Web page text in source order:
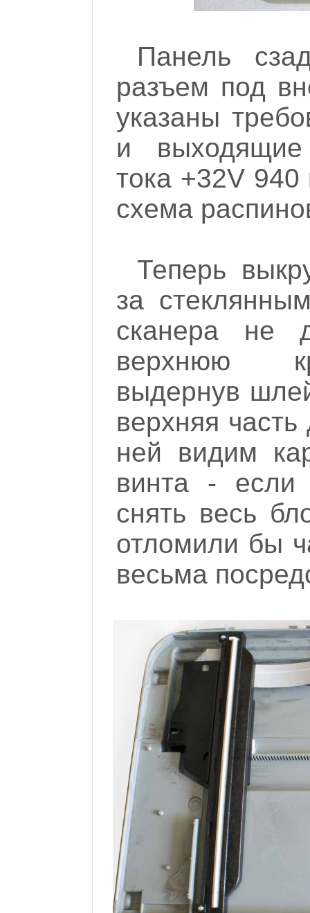
Панель
разъем под
указаны
и выходящие
тока +32V
схема
Теперь
за
сканера не
верхнюю
выдернув
верхняя
ней видим
винта -
снять весь
отломили бы
весьма